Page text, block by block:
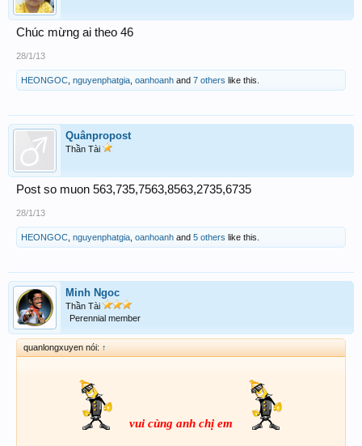
Chúc mừng ai theo 46
28/1/13
HEONGOC nguyenphatgia oanhoanh and 7 others like this.
Quânpropost
Thần Tài
Post so muon 563,735,7563,8563,2735,6735
28/1/13
HEONGOC nguyenphatgia oanhoanh and 5 others like this.
Minh Ngoc
Thần Tài
Perennial member
quanlongxuyen nói: ↑
vui cùng anh chị em